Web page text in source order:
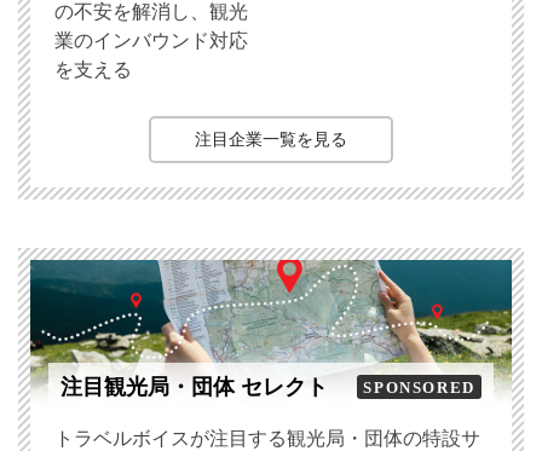
の不安を解消し、観光
業のインバウンド対応
を支える
注目企業一覧を見る
注目観光局・団体 セレクト SPONSORED
トラベルボイスが注目する観光局・団体の特設サ